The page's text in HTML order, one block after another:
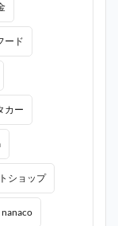
ード
カー
ショップ
nanaco